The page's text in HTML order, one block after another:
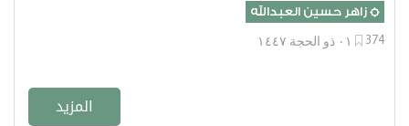
زاهر حسين العبدالله
374 ٠١ ذو الحجة ١٤٤٧
المزيد